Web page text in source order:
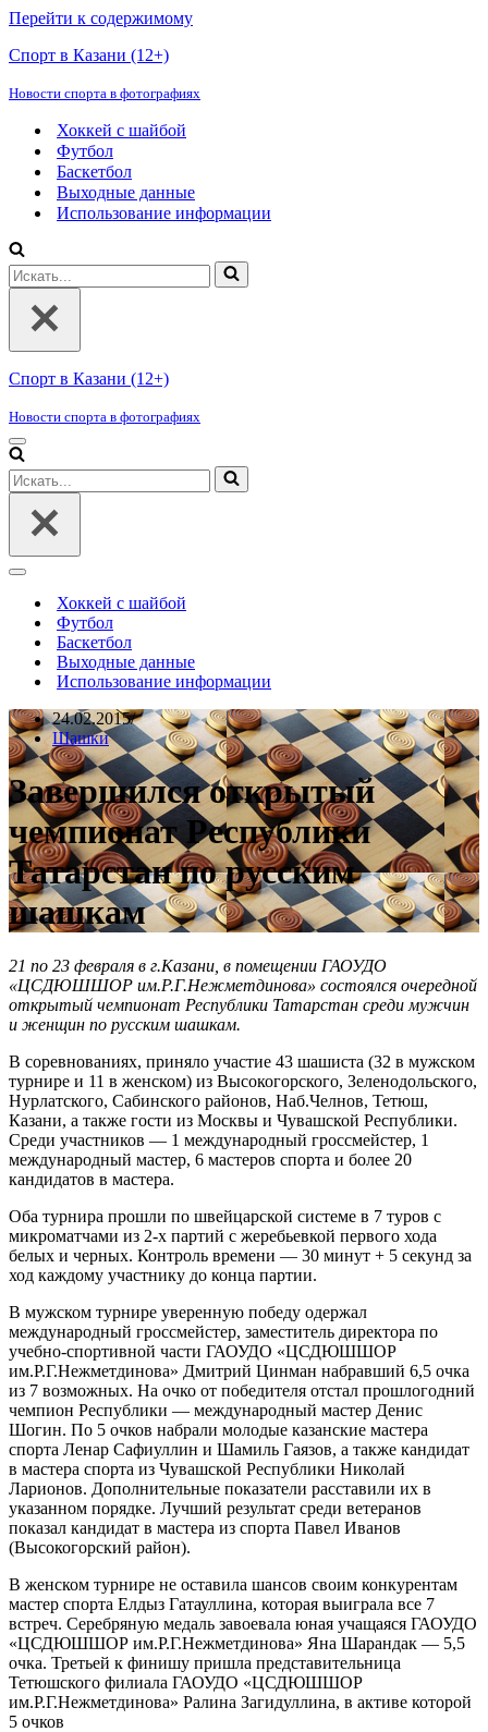
Перейти к содержимому
Спорт в Казани (12+)
Новости спорта в фотографиях
Хоккей с шайбой
Футбол
Баскетбол
Выходные данные
Использование информации
Искать...
Спорт в Казани (12+)
Новости спорта в фотографиях
Меню
навигации
Искать...
Меню
навигацииХоккей с шайбой
Футбол
Баскетбол
Выходные данные
Использование информации
24.02.2015
Шашки
Завершился открытый
чемпионат Республики
Татарстан по русским
шашкам
21 по 23 февраля в г.Казани, в помещении ГАОУДО
«ЦСДЮШШОР им.Р.Г.Нежметдинова» состоялся очередной
открытый чемпионат Республики Татарстан среди мужчин
и женщин по русским шашкам.
В соревнованиях, приняло участие 43 шашиста (32 в мужском
турнире и 11 в женском) из Высокогорского, Зеленодольского,
Нурлатского, Сабинского районов, Наб.Челнов, Тетюш,
Казани, а также гости из Москвы и Чувашской Республики.
Среди участников — 1 международный гроссмейстер, 1
международный мастер, 6 мастеров спорта и более 20
кандидатов в мастера.
Оба турнира прошли по швейцарской системе в 7 туров с
микроматчами из 2-х партий с жеребьевкой первого хода
белых и черных. Контроль времени — 30 минут + 5 секунд за
ход каждому участнику до конца партии.
В мужском турнире уверенную победу одержал
международный гроссмейстер, заместитель директора по
учебно-спортивной части ГАОУДО «ЦСДЮШШОР
им.Р.Г.Нежметдинова» Дмитрий Цинман набравший 6,5 очка
из 7 возможных. На очко от победителя отстал прошлогодний
чемпион Республики — международный мастер Денис
Шогин. По 5 очков набрали молодые казанские мастера
спорта Ленар Сафиуллин и Шамиль Гаязов, а также кандидат
в мастера спорта из Чувашской Республики Николай
Ларионов. Дополнительные показатели расставили их в
указанном порядке. Лучший результат среди ветеранов
показал кандидат в мастера из спорта Павел Иванов
(Высокогорский район).
В женском турнире не оставила шансов своим конкурентам
мастер спорта Елдыз Гатауллина, которая выиграла все 7
встреч. Серебряную медаль завоевала юная учащаяся ГАОУДО
«ЦСДЮШШОР им.Р.Г.Нежметдинова» Яна Шарандак — 5,5
очка. Третьей к финишу пришла представительница
Тетюшского филиала ГАОУДО «ЦСДЮШШОР
им.Р.Г.Нежметдинова» Ралина Загидуллина, в активе которой
5 очков